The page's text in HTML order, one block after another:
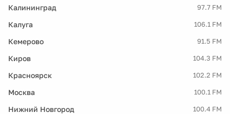
Калининград 97.7 FM
Калуга 106.1 FM
Кемерово 91.5 FM
Киров 104.3 FM
Красноярск 102.2 FM
Москва 100.1 FM
Нижний Новгород 100.4 FM